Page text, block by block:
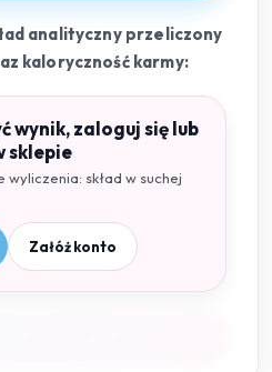
analityczny przeliczony
kaloryczność karmy:
wynik, zaloguj się lub
sklepie
wyliczenia: skład w suchej
Załóż konto